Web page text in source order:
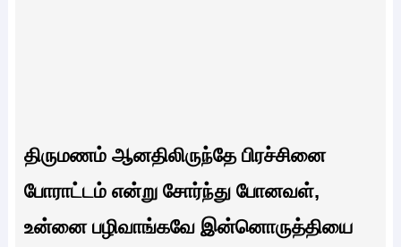
திருமணம் ஆனதிலிருந்தே பிரச்சினை
போராட்டம் என்று சோர்ந்து போனவள்,
உன்னை பழிவாங்கவே இன்னொருத்தியை